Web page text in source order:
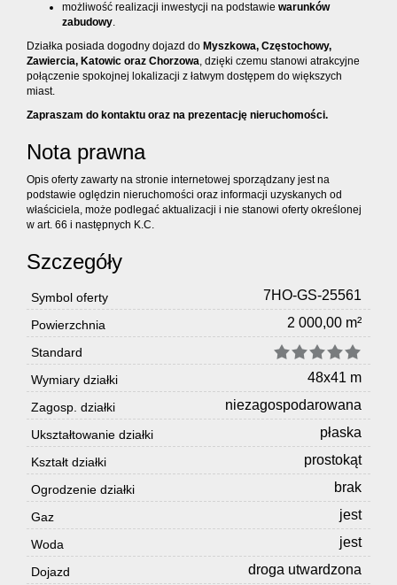
możliwość realizacji inwestycji na podstawie warunków
zabudowy.
Działka posiada dogodny dojazd do Myszkowa, Częstochowy,
Zawiercia, Katowic oraz Chorzowa, dzięki czemu stanowi atrakcyjne
połączenie spokojnej lokalizacji z łatwym dostępem do większych
miast.
Zapraszam do kontaktu oraz na prezentację nieruchomości.
Nota prawna
Opis oferty zawarty na stronie internetowej sporządzany jest na
podstawie oględzin nieruchomości oraz informacji uzyskanych od
właściciela, może podlegać aktualizacji i nie stanowi oferty określonej
w art. 66 i następnych K.C.
Szczegóły
Symbol oferty 7HO-GS-25561
Powierzchnia 2 000,00 m²
Standard
Wymiary działki
48x41 m
Zagosp. działki niezagospodarowana
Ukształtowanie działki płaska
Kształt działki prostokąt
Ogrodzenie działki brak
Gaz jest
Woda jest
Dojazd droga utwardzona